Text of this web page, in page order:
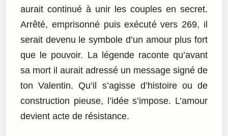
aurait continué à unir les couples en secret.
Arrêté, emprisonné puis exécuté vers 269, il
serait devenu le symbole d’un amour plus fort
que le pouvoir. La légende raconte qu’avant
sa mort il aurait adressé un message signé de
ton Valentin. Qu’il s’agisse d’histoire ou de
construction pieuse, l’idée s’impose. L’amour
devient acte de résistance.